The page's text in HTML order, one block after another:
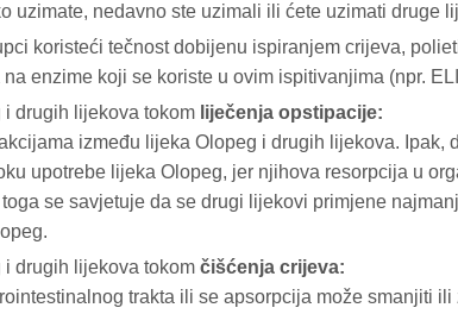
uzimate, nedavno ste uzimali ili ćete uzimati druge
koristeći tečnost dobijenu ispiranjem crijeva,
enzime koji se koriste u ovim ispitivanjima (npr.
i drugih lijekova tokom liječenja opstipacije:
između lijeka Olopeg i drugih lijekova. Ipak,
upotrebe lijeka Olopeg, jer njihova resorpcija u
se savjetuje da se drugi lijekovi primjene
i drugih lijekova tokom čišćenja crijeva:
trakta ili se apsorpcija može smanjiti ili